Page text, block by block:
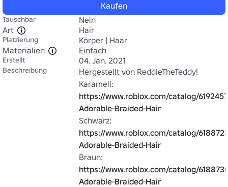
Kaufen
Tauschbar
Nein
Art
Hair
Platzierung
Körper | Haar
Materialien
Einfach
Erstellt 04. Jan. 2021
Beschreibung
Hergestellt von ReddieTheTeddy!
https://www.roblox.com/catalog/
Adorable-Braided-Hair
https://www.roblox.com/catalog/
Adorable-Braided-Hair
https://www.roblox.com/catalog/
Adorable-Braided-Hair